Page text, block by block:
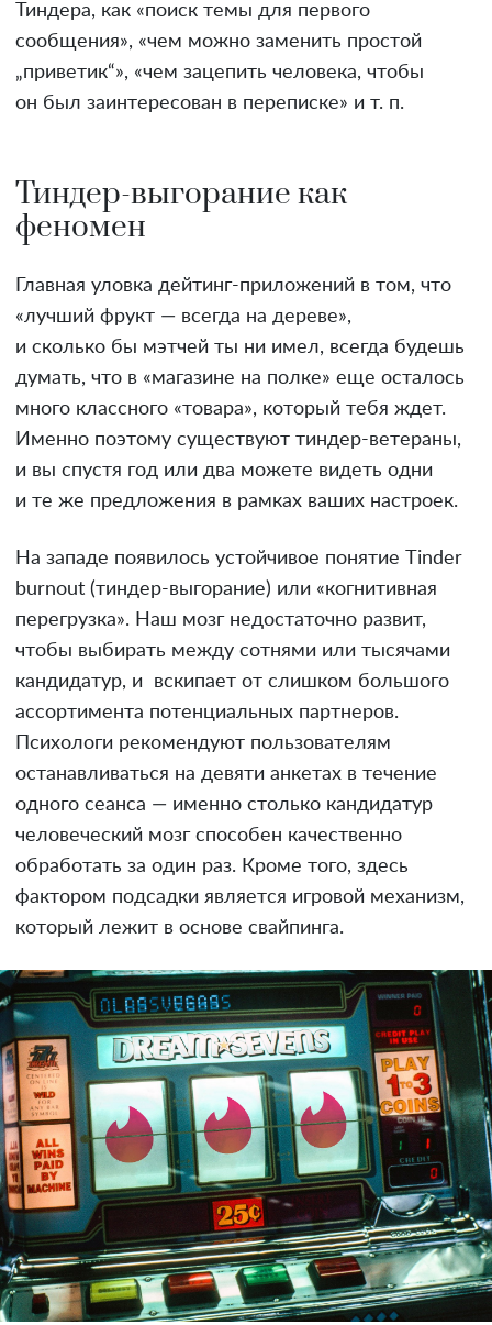
Тиндера, как «поиск темы для первого
сообщения», «чем можно заменить простой
„приветик“», «чем зацепить человека, чтобы
он был заинтересован в переписке» и т. п.
Тиндер-выгорание как
феномен
Главная уловка дейтинг-приложений в том, что
«лучший фрукт — всегда на дереве»,
и сколько бы мэтчей ты ни имел, всегда будешь
думать, что в «магазине на полке» еще осталось
много классного «товара», который тебя ждет.
Именно поэтому существуют тиндер-ветераны,
и вы спустя год или два можете видеть одни
и те же предложения в рамках ваших настроек.
На западе появилось устойчивое понятие Tinder
burnout (тиндер-выгорание) или «когнитивная
перегрузка». Наш мозг недостаточно развит,
чтобы выбирать между сотнями или тысячами
кандидатур, и
вскипает от слишком большого
ассортимента потенциальных партнеров.
Психологи рекомендуют пользователям
останавливаться на девяти анкетах в течение
одного сеанса — именно столько кандидатур
человеческий мозг способен качественно
обработать за один раз. Кроме того, здесь
фактором подсадки является игровой механизм,
который лежит в основе свайпинга.